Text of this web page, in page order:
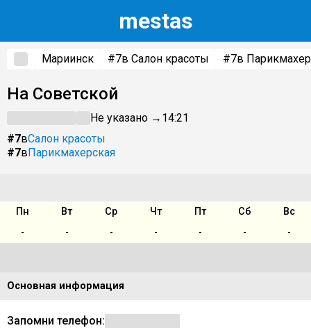
mestas
Мариинск #7в Салон красоты #7в
На Советской
Не указано → 14:21
#7вСалон красоты
#7вПарикмахерская
Пн Вт Ср Чт Пт Сб
Вс
-
- - - - - -
Основная информация
Запомни телефон: